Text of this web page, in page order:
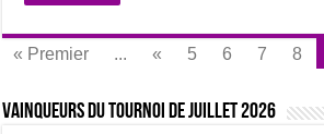
« Premier ... « 5 6 7 8
Vainqueurs du tournoi de Juillet 2026